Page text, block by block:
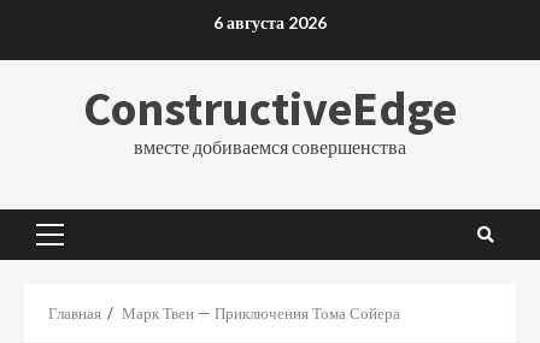
6 августа 2026
ConstructiveEdge
вместе добиваемся совершенства
Основное
Главная Марк Твен — Приключения Тома Сойера